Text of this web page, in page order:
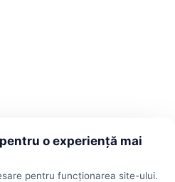
o experiență mai
pentru funcționarea site-ului.